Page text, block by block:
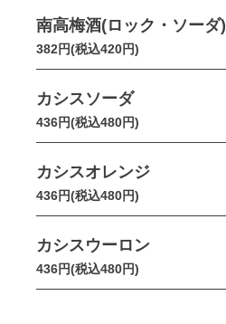
南高梅酒(ロック・ソーダ)
382円(税込420円)
カシスソーダ
436円(税込480円)
カシスオレンジ
436円(税込480円)
カシスウーロン
436円(税込480円)